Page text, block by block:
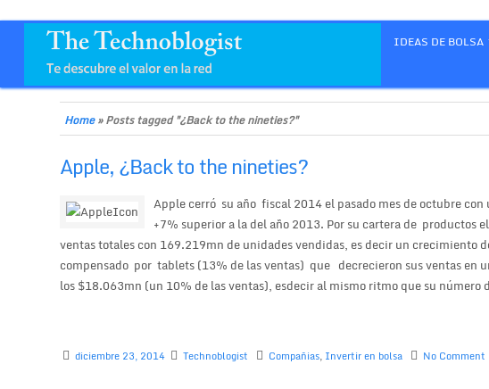
IDEAS DE BOLSA
Home»Posts tagged "¿Back to the nineties?"
Apple, ¿Back to the nineties?
Apple cerró su año fiscal 2014 el pasado mes de octubre
+7% superior a la del año 2013. Por su cartera de productos
ventas totales con 169.219mn de unidades vendidas, es decir un crecimiento
compensado por tablets (13% de las ventas) que decrecieron sus ventas
los $18.063mn (un 10% de las ventas), esdecir al mismo ritmo que su número
diciembre 23, 2014 Technoblogist Compañias, Invertir en bolsa No Comment